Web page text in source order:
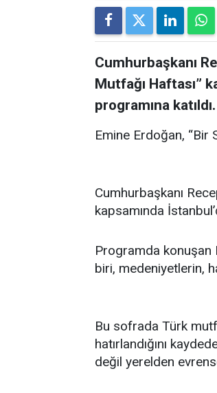
Cumhurbaşkanı
Mutfağı Haftası”
programına katıldı.
Emine Erdoğan, “Bir
Cumhurbaşkanı
kapsamında
Programda konuşan
biri, medeniyetlerin,
Bu sofrada Türk
hatırlandığını
değil yerelden